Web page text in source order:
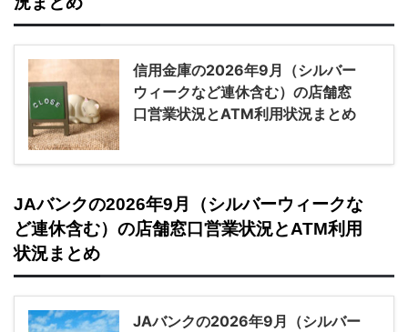
信用金庫の2026年9月（シルバー
ウィークなど連休含む）の店舗窓
口営業状況とATM利用状況まとめ
JAバンクの2026年9月（シルバーウィークな
ど連休含む）の店舗窓口営業状況とATM利用
状況まとめ
JAバンクの2026年9月（シルバー